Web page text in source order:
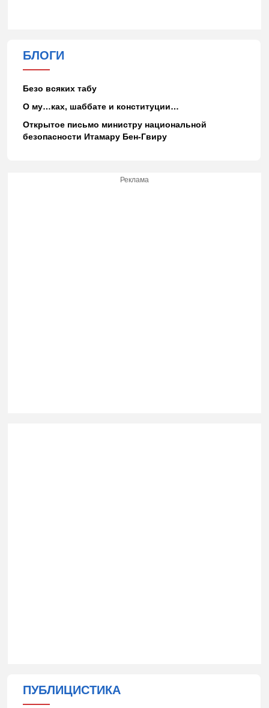
БЛОГИ
Безо всяких табу
О му…ках, шаббате и конституции…
Открытое письмо министру национальной
безопасности Итамару Бен-Гвиру
Реклама
ПУБЛИЦИСТИКА